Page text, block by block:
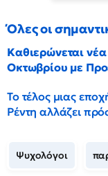
Όλες οι
Καθιερώνεται
Οκτωβρίου με
Το τέλος μιας
Ρέντη αλλάζει
Ψυχολόγοι